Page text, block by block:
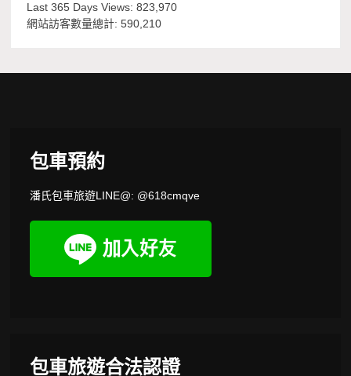
Last 365 Days Views:823,970
網站訪客數量總計:590,210
包車預約
潘氏包車旅遊LINE@: @618cmqve
包車旅遊合法認證